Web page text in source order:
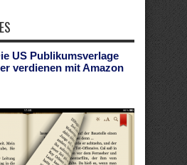
US Publikumsverlage
verdienen mit Amazon